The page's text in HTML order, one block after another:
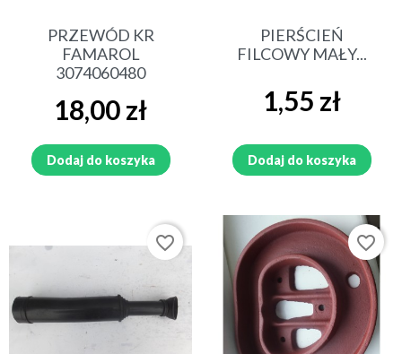
PRZEWÓD KR
FAMAROL
3074060480
Cena
18,00 zł
Dodaj do koszyka
PIERŚCIEŃ
FILCOWY MAŁY...
Cena
1,55 zł
Dodaj do koszyka
favorite_border favorite_border